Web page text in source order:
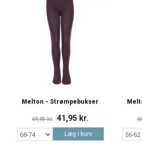
Melton - Strømpebukser
69,95 kr. 41,95 kr.
Læg i kurv